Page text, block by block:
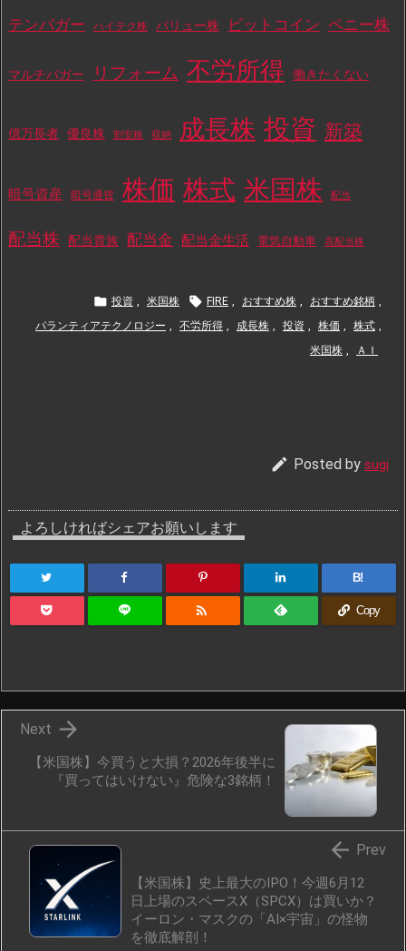
テンバガー ハイテク株 バリュー株 ビットコイン ペニー株
マルチバガー リフォーム 不労所得 働きたくない
億万長者 優良株 割安株 収納 成長株 投資 新築
暗号資産 暗号通貨 株価 株式 米国株 配当
配当株 配当貴族 配当金 配当金生活 電気自動車 高配当株
 投資 米国株  FIRE おすすめ株 おすすめ銘柄
パランティアテクノロジー
不労所得 成長株 投資 株価 株式
米国株
ＡＩ
 Posted by sugi
よろしければシェアお願いします
B!
 Copy
【米国株】今買うと大損？2026年後半に
『買ってはいけない』危険な3銘柄！

Next
【米国株】史上最大のIPO！今週6月12
日上場のスペースX（SPCX）は買いか？
イーロン・マスクの「AI×宇宙」の怪物
を徹底解剖！
 Prev